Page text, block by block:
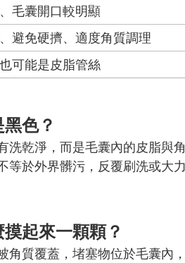
毛囊開口較明顯
避免硬擠、適度角質調理
可能是皮脂管絲
色？
洗乾淨，而是毛囊內的皮脂與
等於外界髒污，反覆刷洗或大
起來一顆顆？
角質覆蓋，堵塞物位於毛囊內